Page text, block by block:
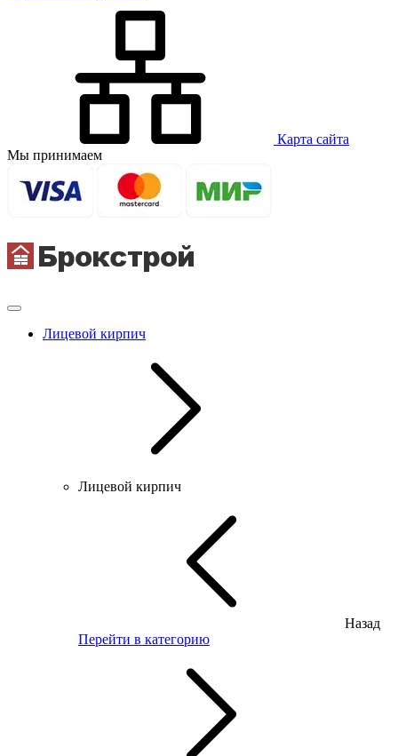
Карта сайта
Мы принимаем
Лицевой кирпич
Лицевой кирпич
Назад
Перейти в категорию